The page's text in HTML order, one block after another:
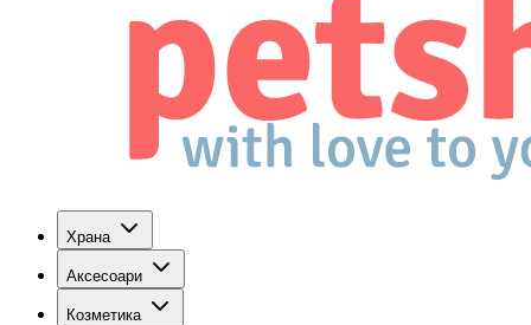
Храна
Аксесоари
Козметика